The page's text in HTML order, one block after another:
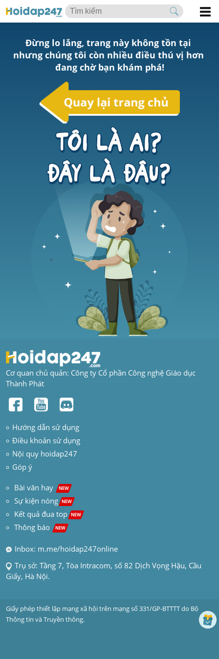
Đừng lo lắng, trang này không tồn tại
nhưng chúng tôi còn nhiều điều thú vị hơn
đang chờ bạn khám phá!
Cơ quan chủ quản: Công ty Cổ phần Công nghệ Giáo dục
Thành Phát
Hướng dẫn sử dụng
Điều khoản sử dụng
Nội quy hoidap247
Góp ý
Bài văn hay NEW
Sự kiện nóng NEW
Kết quả đua top NEW
Thông báo NEW
Inbox: m.me/hoidap247online
Trụ sở: Tầng 7, Tòa Intracom, số 82 Dịch Vọng Hậu, Cầu
Giấy, Hà Nội.
Giấy phép thiết lập mạng xã hội trên mạng số 331/GP-BTTTT do Bộ
Thông tin và Truyền thông.